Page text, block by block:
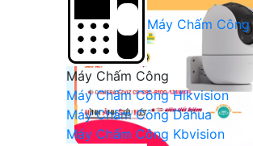
Máy Chấm Công
Máy Chấm Công
Máy Chấm Công Hikvision
Máy Chấm Công Dahua
Máy Chấm Công Kbvision